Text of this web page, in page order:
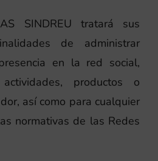
SINDREU tratará sus
de administrar
en la red social,
productos o
así como para cualquier
normativas de las Redes